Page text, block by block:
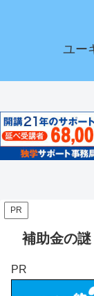
ユー
PR
補助金の謎
PR